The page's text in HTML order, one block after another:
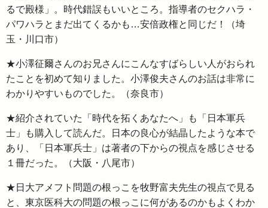
るで殿様」。時代錯誤もいいところ。指導者のセクハラ・
パワハラとまだ出てくるかも…安倍政権と同じだ！（埼
玉・川口市）
★小澤征爾さんのお兄さんにこんなすばらしい人がおられ
たことを初めて知りました。小澤俊夫さんのお話は非常に
わかりやすいものでした。（奈良市）
★紹介されていた「時代を拓くあなたへ」も「日本軍兵
士」も購入して読んだ。日本の良心が結晶したような本で
あり、「日本軍兵士」は著者の下からの視点を感じさせる
１冊だった。（大阪・八尾市）
★日大アメフト問題の根っこを牧野富夫先生の視点で見る
と、東京医科大の問題の根っこに何があるのかもよくわか